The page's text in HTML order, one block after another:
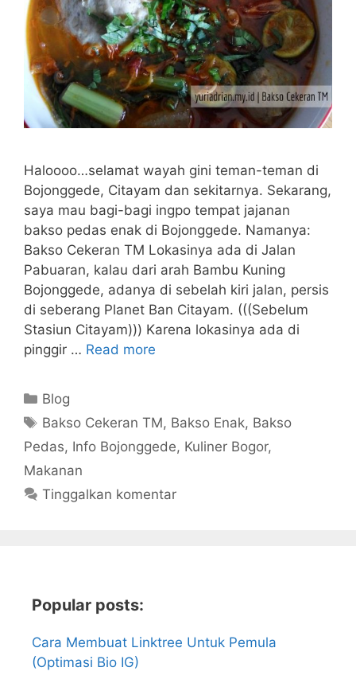
Haloooo…selamat wayah gini teman-teman di
Bojonggede, Citayam dan sekitarnya. Sekarang,
saya mau bagi-bagi ingpo tempat jajanan
bakso pedas enak di Bojonggede. Namanya:
Bakso Cekeran TM Lokasinya ada di Jalan
Pabuaran, kalau dari arah Bambu Kuning
Bojonggede, adanya di sebelah kiri jalan, persis
di seberang Planet Ban Citayam. (((Sebelum
Stasiun Citayam))) Karena lokasinya ada di
pinggir … Read more
Kategori
Blog
Tag
Bakso Cekeran TM, Bakso Enak, Bakso
Pedas, Info Bojonggede, Kuliner Bogor,
Makanan
Tinggalkan komentar
Popular posts:
Cara Membuat Linktree Untuk Pemula
(Optimasi Bio IG)